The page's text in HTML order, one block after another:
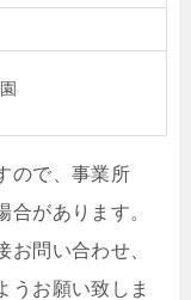
ので、事業所
合があります。
問い合わせ、
うお願い致しま